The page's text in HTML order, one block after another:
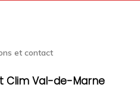
et contact
Clim Val-de-Marne